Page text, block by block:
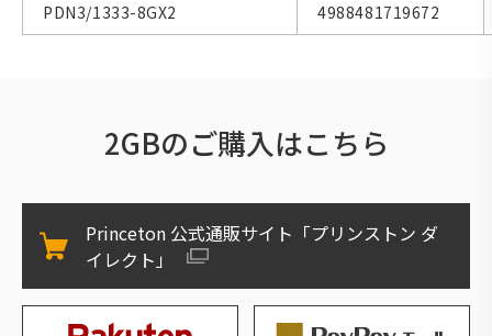
PDN3/1333-8GX2
4988481719672
2GBのご購入はこちら
Princeton 公式通販サイト「プリンストン ダ
イレクト」